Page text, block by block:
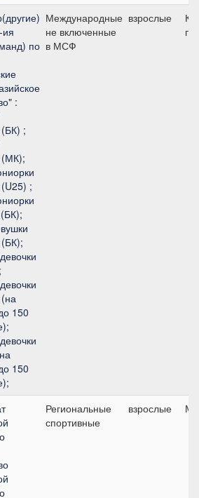
ия
по
:
;
;
150
150
Международные
не включенные
в МСФ
взрослые
Региональные
спортивные
взрослые